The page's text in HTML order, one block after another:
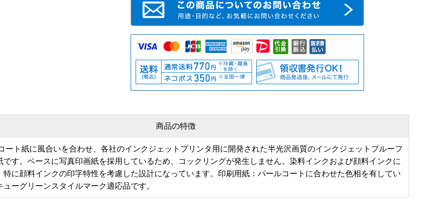
商品の特徴
ート紙に風合いを合わせ、各社のインクジェットプリンタ用に開発された半光沢画質のインクジェットプルーフ
です。ベースに写真印画紙を採用しているため、コックリングが発生しません。染料インクおよび顔料インクに
特に顔料インクの印字特性を考慮した設計になっています。印刷用紙：パールコートに合わせた色相を有してい
ーグリーンスタイルマーク適応品です。